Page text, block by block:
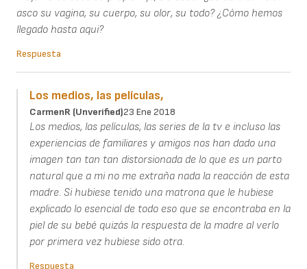
asco su vagina, su cuerpo, su olor, su todo? ¿Cómo hemos
llegado hasta aqui?
Respuesta
Los medios, las películas,
CarmenR (unverified)23 Ene 2018
Los medios, las películas, las series de la tv e incluso las
experiencias de familiares y amigos nos han dado una
imagen tan tan tan distorsionada de lo que es un parto
natural que a mi no me extraña nada la reacción de esta
madre. Si hubiese tenido una matrona que le hubiese
explicado lo esencial de todo eso que se encontraba en la
piel de su bebé quizás la respuesta de la madre al verlo
por primera vez hubiese sido otra.
Respuesta